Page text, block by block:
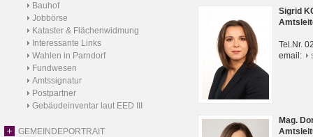
Bauhof
Jobbörse
Kataster & Flächenwidmung
Interessante Links
Wahlen in Parndorf
Fundwesen
Amtssignatur
Postpartner
Gebäudeinventar laut EED III
GEMEINDEPORTRAIT
Sigrid
Tel.Nr.
email:
Mag.